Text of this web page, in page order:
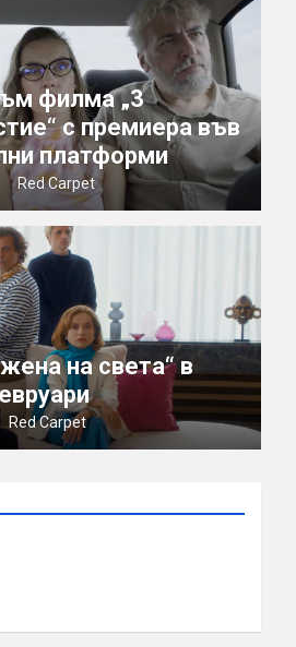
филма „3
с премиера във
платформи
Red Carpet
на света“ в
Red Carpet